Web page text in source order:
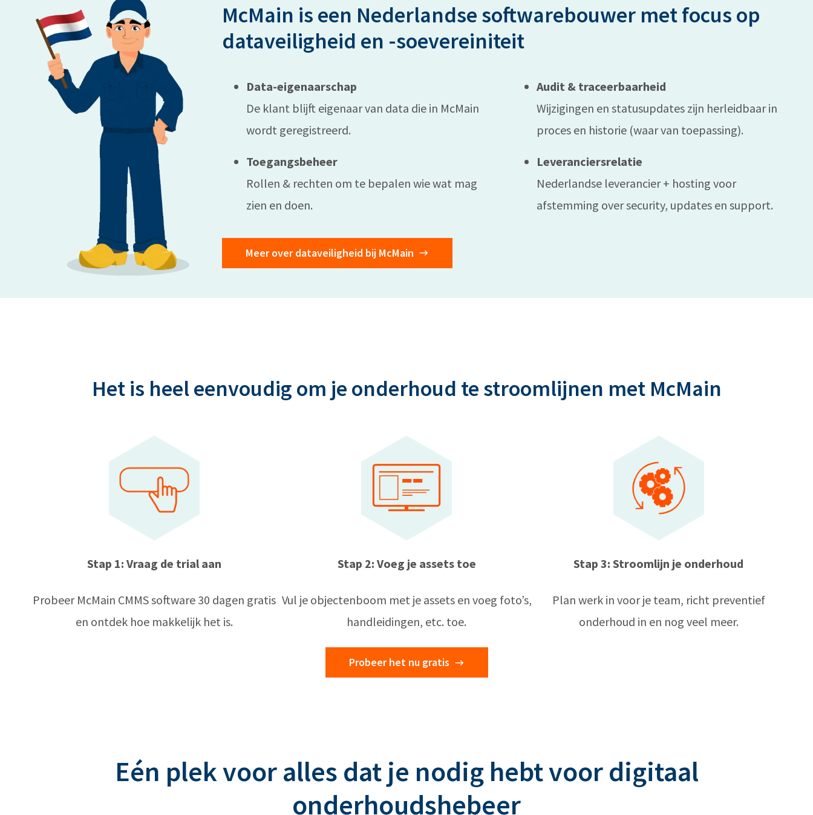
McMain is een Nederlandse softwarebouwer met focus op
dataveiligheid en -soevereiniteit
Data-eigenaarschap
De klant blijft eigenaar van data die in McMain
wordt geregistreerd.
Toegangsbeheer
Rollen & rechten om te bepalen wie wat mag
zien en doen.
Audit & traceerbaarheid
Wijzigingen en statusupdates zijn herleidbaar in
proces en historie (waar van toepassing).
Leveranciersrelatie
Nederlandse leverancier + hosting voor
afstemming over security, updates en support.
Meer over dataveiligheid bij McMain
Het is heel eenvoudig om je onderhoud te stroomlijnen met McMain
Stap 1: Vraag de trial aan
Probeer McMain CMMS software 30 dagen gratis
en ontdek hoe makkelijk het is.
Stap 2: Voeg je assets toe
Vul je objectenboom met je assets en voeg foto’s,
handleidingen, etc. toe.
Stap 3: Stroomlijn je onderhoud
Plan werk in voor je team, richt preventief
onderhoud in en nog veel meer.
Probeer het nu gratis
Eén plek voor alles dat je nodig hebt voor digitaal
onderhoudshebeer